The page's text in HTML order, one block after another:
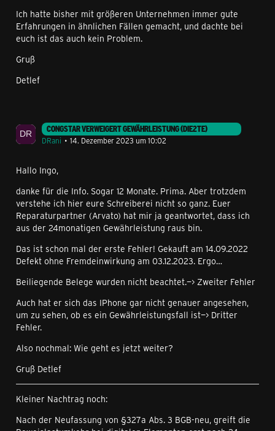
Ich hatte bisher mit größeren Unternehmen immer gute
Erfahrungen in ähnlichen Fällen gemacht, und dachte bei
euch ist das auch kein Problem.
Gruß
Detlef
CONGSTAR VERWEIGERT GEWÄHRLEISTUNG (DIE2TE)
DRani
14. Dezember 2023 um 10:02
Hallo Ingo,
danke für die Info. Sogar 12 Monate. Prima. Aber trotzdem
verstehe ich hier eure Schreiberei nicht so ganz. Euer
Reparaturpartner (Arvato) hat mir ja geantwortet, dass ich
aus der 24monatigen Gewährleistung raus bin.
Das ist schon mal der erste Fehler! Gekauft am 14.09.2022
Defekt ohne Fremdeinwirkung am 03.12.2023. Ergo…
Beiliegende Belege wurden nicht beachtet.—> Zweiter Fehler
Auch hat er sich das IPhone gar nicht genauer angesehen,
um zu sehen, ob es ein Gewährleistungsfall ist—> Dritter
Fehler.
Also nochmal: Wie geht es jetzt weiter?
Gruß Detlef
Kleiner Nachtrag noch:
Nach der Neufassung von §327a Abs. 3 BGB-neu, greift die